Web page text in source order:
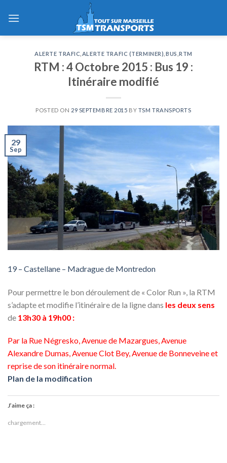
ALERTE TRAFIC ALERTE TRAFIC (TERMINER) BUS ,RTM
RTM : 4 Octobre 2015 : Bus 19 :
Itinéraire modifié
POSTED ON 29 SEPTEMBRE 2015 BY TSM TRANSPORTS
29
Sep
19 – Castellane – Madrague de Montredon
Pour permettre le bon déroulement de « Color Run » , la RTM
s’adapte et modifie l’itinéraire de la ligne dans les deux sens
de 13h30 à 19h00 :
Par la Rue Négresko, Avenue de Mazargues, Avenue
Alexandre Dumas, Avenue Clot Bey, Avenue de Bonneveine et
reprise de son itinéraire normal.
Plan de la modification
J’aime ça :
chargement…